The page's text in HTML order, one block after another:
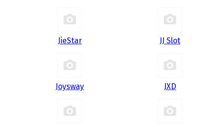
JieStar JJ Slot
Joysway JXD